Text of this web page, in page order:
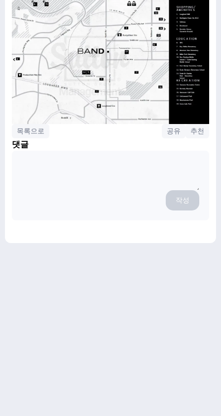
목록으로 공유 추천
댓글
작성